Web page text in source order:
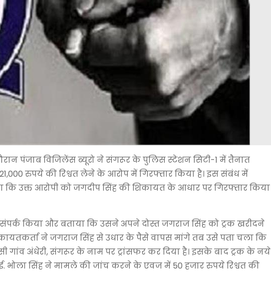
पंजाब विजिलेंस ब्यूरो ने संगरूर के पुलिस स्टेशन सिटी-1 में तैनात
रुपये की रिश्वत लेने के आरोप में गिरफ्तार किया है। इस संबंध में
कि उक्त आरोपी को जगदीप सिंह की शिकायत के आधार पर गिरफ्तार किया
किया और बताया कि उसने अपने दोस्त जगराज सिंह को ट्रक खरीदने
ने जगराज सिंह से उधार के पैसे वापस मांगे तब उसे पता चला कि
गांव अंधेरी, संगरूर के नाम पर ट्रांसफर कर दिया है। इसके बाद ट्रक के नये
भोला सिंह ने मामले की जांच करने के एवज में 50 हजार रुपये रिश्वत की